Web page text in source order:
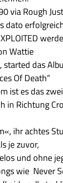
via Rough
dato
Wattie
started das
Of Death”
ist es das
in Richtung
ihr achtes
je zuvor,
und ohne
wie ‚Never